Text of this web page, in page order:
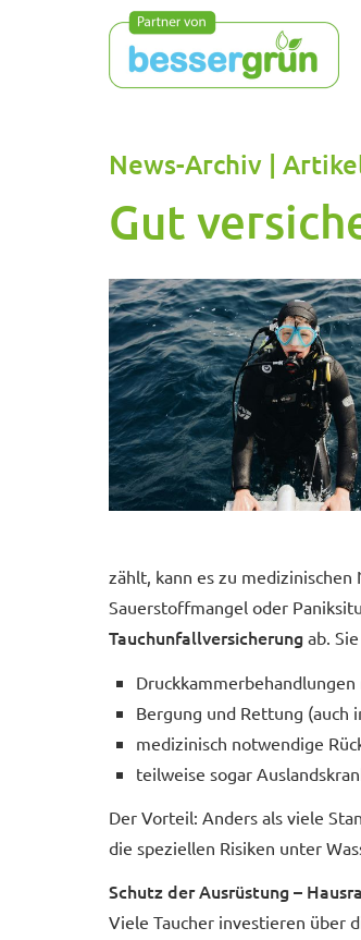
News-Archiv |
Gut
zählt, kann es zu
Sauerstoffmangel oder
Tauchunfallversicherung ab.
Bergung und Rettung (auch
medizinisch notwendige
teilweise sogar
Der Vorteil: Anders als viele
die speziellen Risiken unter
Schutz der Ausrüstung –
Viele Taucher investieren über